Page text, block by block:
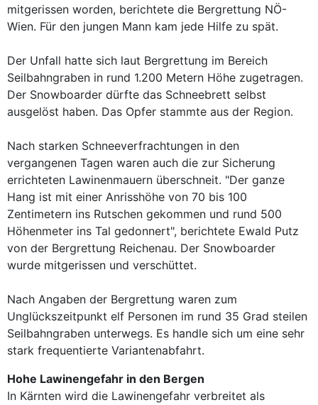
mitgerissen worden, berichtete die Bergrettung NÖ-
Wien. Für den jungen Mann kam jede Hilfe zu spät.
Der Unfall hatte sich laut Bergrettung im Bereich
Seilbahngraben in rund 1.200 Metern Höhe zugetragen.
Der Snowboarder dürfte das Schneebrett selbst
ausgelöst haben. Das Opfer stammte aus der Region.
Nach starken Schneeverfrachtungen in den
vergangenen Tagen waren auch die zur Sicherung
errichteten Lawinenmauern überschneit. "Der ganze
Hang ist mit einer Anrisshöhe von 70 bis 100
Zentimetern ins Rutschen gekommen und rund 500
Höhenmeter ins Tal gedonnert", berichtete Ewald Putz
von der Bergrettung Reichenau. Der Snowboarder
wurde mitgerissen und verschüttet.
Nach Angaben der Bergrettung waren zum
Unglückszeitpunkt elf Personen im rund 35 Grad steilen
Seilbahngraben unterwegs. Es handle sich um eine sehr
stark frequentierte Variantenabfahrt.
Hohe Lawinengefahr in den Bergen
In Kärnten wird die Lawinengefahr verbreitet als